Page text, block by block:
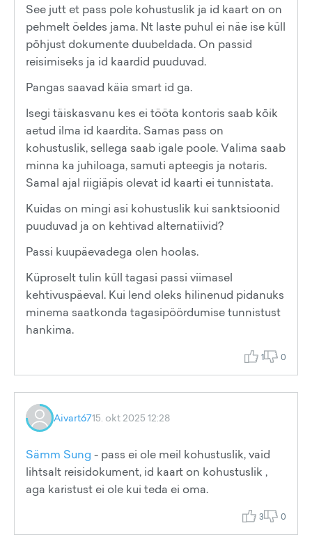
See jutt et pass pole kohustuslik ja id kaart on on
pehmelt öeldes jama. Nt laste puhul ei näe ise küll
pōhjust dokumente duubeldada. On passid
reisimiseks ja id kaardid puuduvad.
Pangas saavad käia smart id ga.
Isegi täiskasvanu kes ei tööta kontoris saab kōik
aetud ilma id kaardita. Samas pass on
kohustuslik, sellega saab igale poole. Valima saab
minna ka juhiloaga, samuti apteegis ja notaris.
Samal ajal riigiäpis olevat id kaarti ei tunnistata.
Kuidas on mingi asi kohustuslik kui sanktsioonid
puuduvad ja on kehtivad alternatiivid?
Passi kuupäevadega olen hoolas.
Küproselt tulin küll tagasi passi viimasel
kehtivuspäeval. Kui lend oleks hilinenud pidanuks
minema saatkonda tagasipöördumise tunnistust
hankima.
1 0
Aivart6715. okt 2025 12:28
Sämm Sung - pass ei ole meil kohustuslik, vaid
lihtsalt reisidokument, id kaart on kohustuslik ,
aga karistust ei ole kui teda ei oma.
3 0